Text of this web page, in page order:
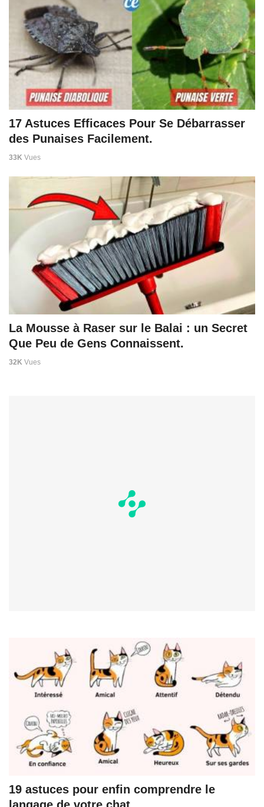
17 Astuces Efficaces Pour Se Débarrasser
des Punaises Facilement.
33K Vues
La Mousse à Raser sur le Balai : un Secret
Que Peu de Gens Connaissent.
32K Vues
19 astuces pour enfin comprendre le
langage de votre chat